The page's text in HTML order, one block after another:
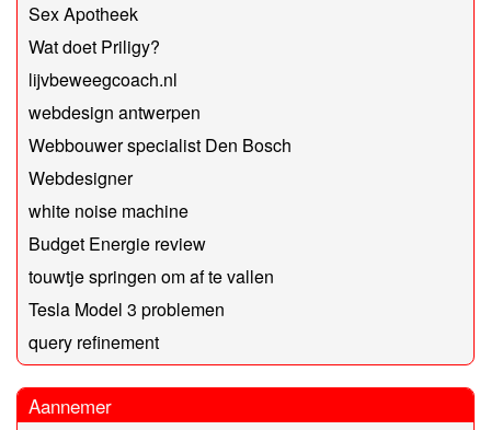
Sex Apotheek
Wat doet Priligy?
lijvbeweegcoach.nl
webdesign antwerpen
Webbouwer specialist Den Bosch
Webdesigner
white noise machine
Budget Energie review
touwtje springen om af te vallen
Tesla Model 3 problemen
query refinement
Aannemer